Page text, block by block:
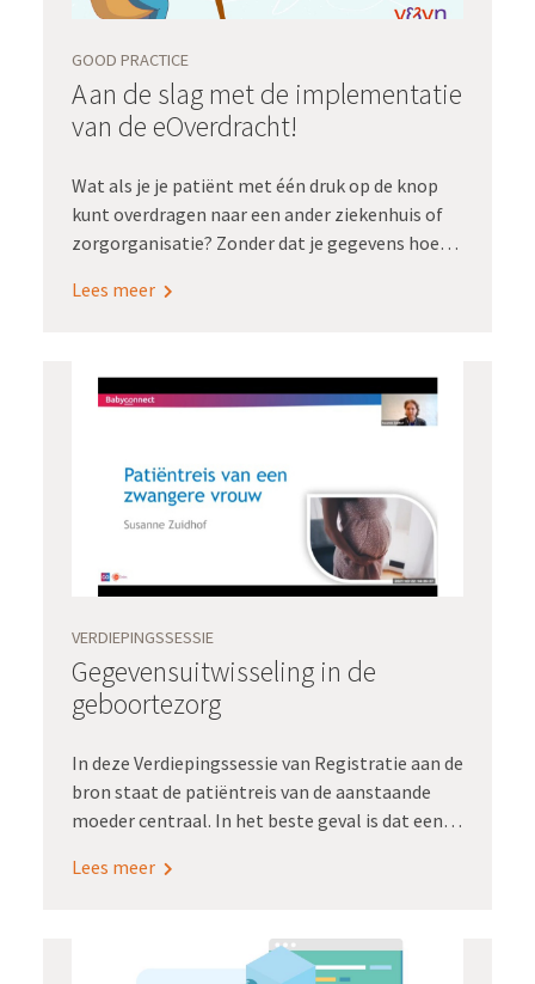
GOOD PRACTICE
Aan de slag met de implementatie
van de eOverdracht!
Wat als je je patiënt met één druk op de knop
kunt overdragen naar een ander ziekenhuis of
zorgorganisatie? Zonder dat je gegevens hoeft
verkeerd of niet overkomt? Voor Sanne
betekenen: “We zitten soms halve dagen op
administratielast schelen als die informatie
geautomatiseerd kon worden uitgewisseld!”
Lees meer
VERDIEPINGSSESSIE
Gegevensuitwisseling in de
geboortezorg
In deze Verdiepingssessie van Registratie aan de
bron staat de patiëntreis van de aanstaande
moeder centraal. In het beste geval is dat een
echoscopiste naar kraamzorg en
zijn waarbij meerdere zorgdisciplines moeten
worden geconsulteerd? steeds opnieuw haar
Lees meer